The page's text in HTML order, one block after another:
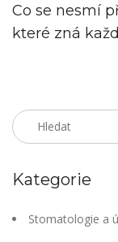
Co se nesmí
které zná
Kategorie
Stomatologie a